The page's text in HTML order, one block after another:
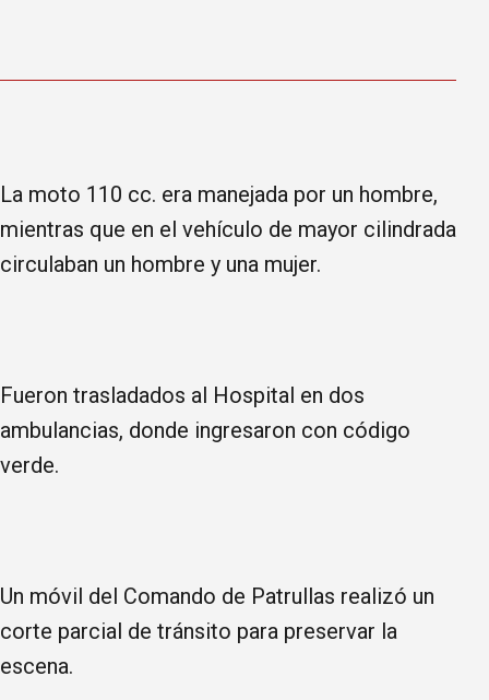
La moto 110 cc. era manejada por un hombre,
mientras que en el vehículo de mayor cilindrada
circulaban un hombre y una mujer.
Fueron trasladados al Hospital en dos
ambulancias, donde ingresaron con código
verde.
Un móvil del Comando de Patrullas realizó un
corte parcial de tránsito para preservar la
escena.